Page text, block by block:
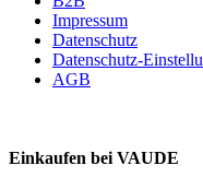
Impressum
Datenschutz
Datenschutz-
AGB
Einkaufen bei VAUDE